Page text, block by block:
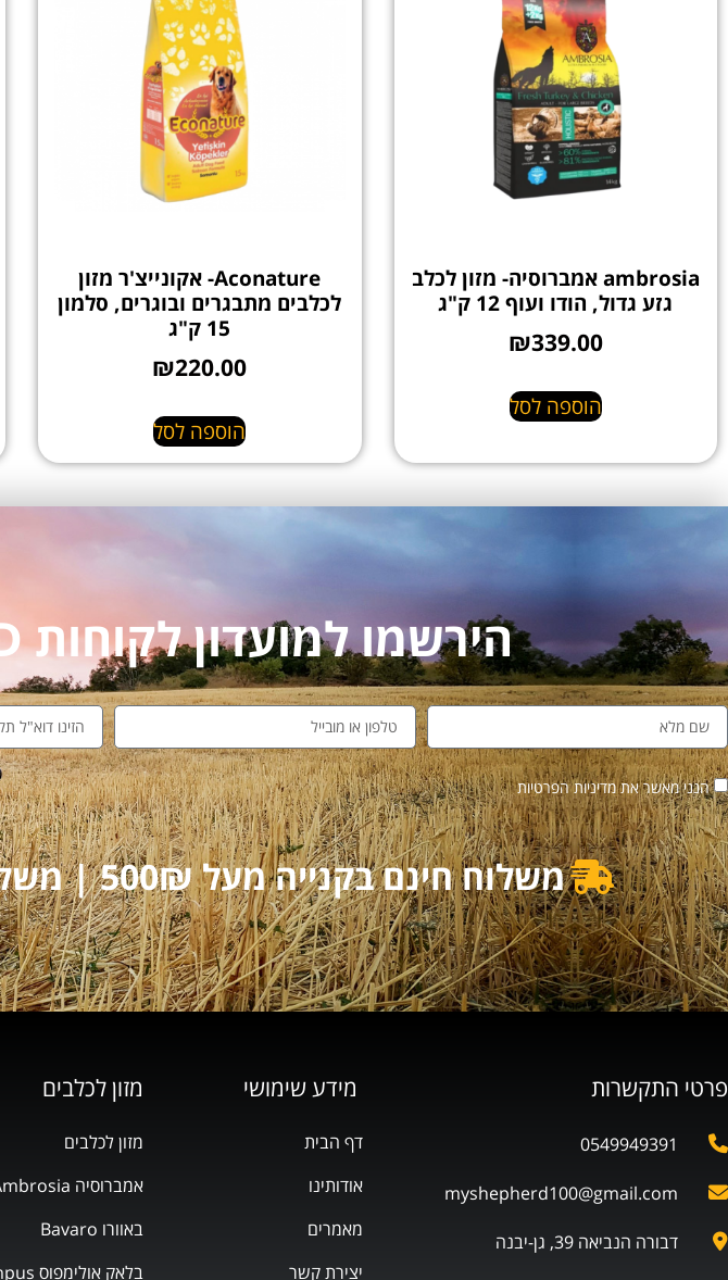
ambrosia אמברוסיה- מזון לכלב
גזע גדול, הודו ועוף 12 ק"ג
₪339.00
הוספה לסל
Aconature- אקונייצ'ר מזון
לכלבים מתבגרים ובוגרים, סלמון
15 ק"ג
₪220.00
הוספה לסל
הירשמו למועדון לקוחות MYSHEPHERD
הנני מאשר את מדיניות הפרטיות
משלוח חינם בקנייה מעל 500₪ | משלוח מוזל בקנייה מעל 250₪
פרטי התקשרות
0549949391
myshepherd100@gmail.com
דבורה הנביאה 39, גן-יבנה
מידע שימושי
דף הבית
אודותינו
מאמרים
יצירת קשר
מזון לכלבים
מזון לכלבים
אמברוסיה Ambrosia
באוורו Bavaro
בלאק אולימפוס Black Olimpus